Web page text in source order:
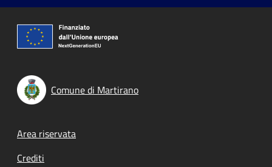
Comune di Martirano
Footer menu
Area riservata
Crediti